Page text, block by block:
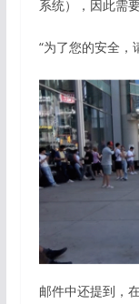
系统），因此需
“为了您的安全，
邮件中还提到，